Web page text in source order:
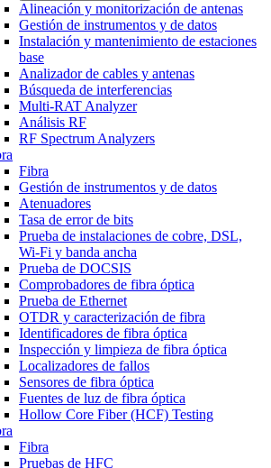
Alineación y monitorización de antenas
Gestión de instrumentos y de datos
Instalación y mantenimiento de estaciones
base
Analizador de cables y antenas
Búsqueda de interferencias
Multi-RAT Analyzer
Análisis RF
RF Spectrum Analyzers
Fibra
Gestión de instrumentos y de datos
Atenuadores
Tasa de error de bits
Prueba de instalaciones de cobre, DSL,
Wi-Fi y banda ancha
Prueba de DOCSIS
Comprobadores de fibra óptica
Prueba de Ethernet
OTDR y caracterización de fibra
Identificadores de fibra óptica
Inspección y limpieza de fibra óptica
Localizadores de fallos
Sensores de fibra óptica
Fuentes de luz de fibra óptica
Hollow Core Fiber (HCF) Testing
Fibra
Pruebas de HFC